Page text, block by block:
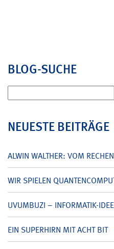
BLOG-SUCHE
nach:
NEUESTE BEITRÄGE
ALWIN WALTHER: VOM
WIR SPIELEN
UVUMBUZI – INFORMATIK-
EIN SUPERHIRN MIT ACHT BIT